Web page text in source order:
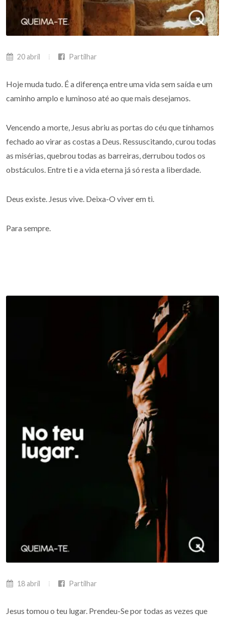
20 abril Partilhar
Hoje muda tudo. É a diferença entre uma vida sem saída e um
caminho amplo e luminoso até ao que mais desejamos.
Vencendo a morte, Jesus abriu as portas do céu que tínhamos
fechado ao virar as costas a Deus. Ressuscitando, curou todas
as misérias, quebrou todas as barreiras, derrubou todos os
obstáculos. Entre ti e a vida eterna já só resta a liberdade.
Deus existe. Jesus vive. Deixa-O viver em ti.
Para sempre.
18 abril Partilhar
Jesus tomou o teu lugar. Prendeu-Se por todas as vezes que